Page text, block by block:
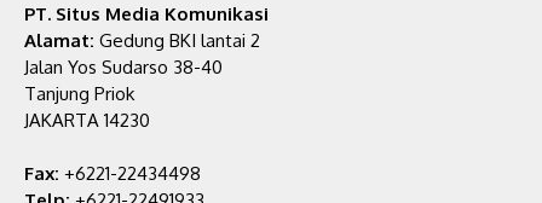
PT. Situs Media Komunikasi
Alamat: Gedung BKI lantai 2
Jalan Yos Sudarso 38-40
Tanjung Priok
JAKARTA 14230
Fax: +6221-22434498